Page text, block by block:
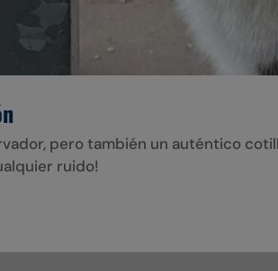
pero también un auténtico
ruido!